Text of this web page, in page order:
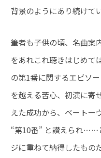
背景のようにあり続けて
筆者も子供の頃、名曲案
をあれこれ聴きはじめて
の第1番に関するエピソ
を越える苦心、初演に寄
えた成功から、ベートー
“第10番” と讃えられ……
ジに重ねて納得したもの